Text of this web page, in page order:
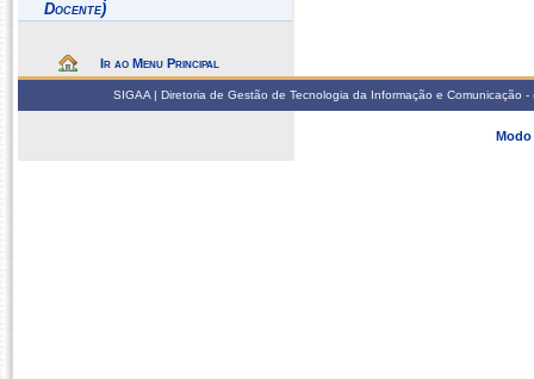
Docente)
Ir ao Menu Principal
SIGAA | Diretoria de Gestão de Tecnologia da Informação e
Modo